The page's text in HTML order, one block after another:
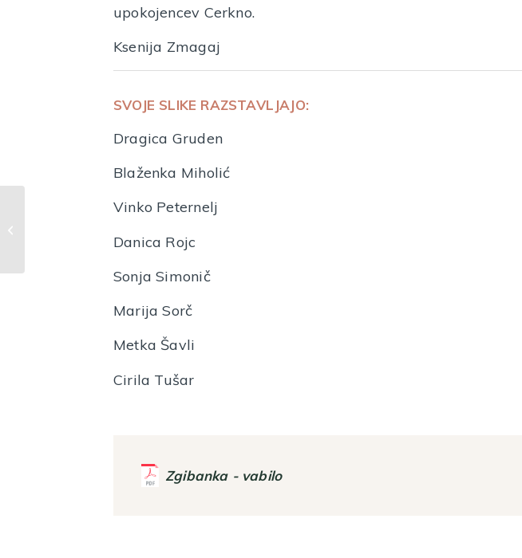
upokojencev Cerkno.
Ksenija Zmagaj
SVOJE SLIKE RAZSTAVLJAJO:
Dragica Gruden
Blaženka Miholić
Vinko Peternelj
Danica Rojc
Sonja Simonič
Marija Sorč
Metka Šavli
Cirila Tušar
Zgibanka - vabilo